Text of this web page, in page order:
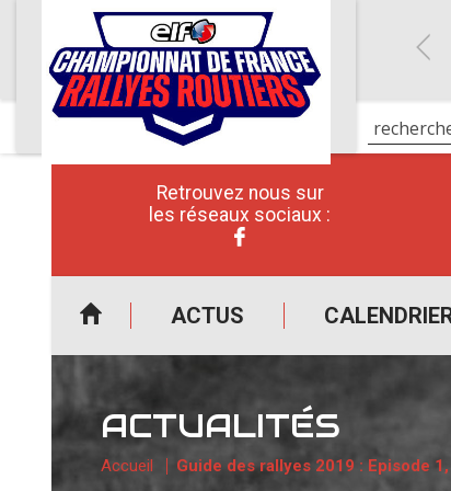
Retrouvez nous sur
les réseaux sociaux :
ACTUS
ACTUALITÉS
Accueil Guide des rallyes 2019 : Episode